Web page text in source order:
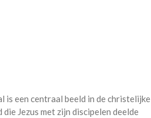
is een centraal beeld in de christelijke
Jezus met zijn discipelen deelde